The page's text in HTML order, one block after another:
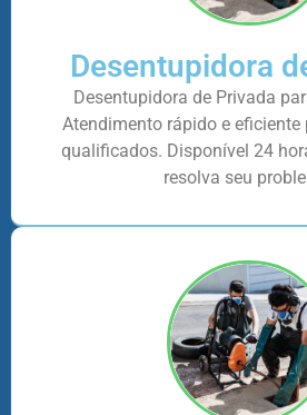
Desentupidora
Desentupidora de Privada
Atendimento rápido e
qualificados. Disponível 24
resolva seu